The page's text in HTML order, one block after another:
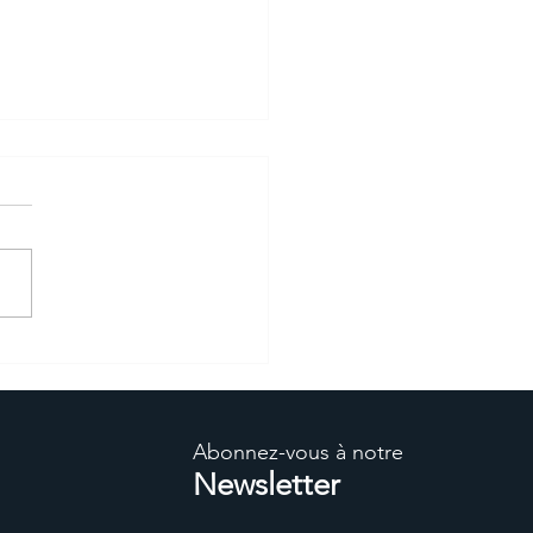
Abonnez-vous à notre
Newsletter